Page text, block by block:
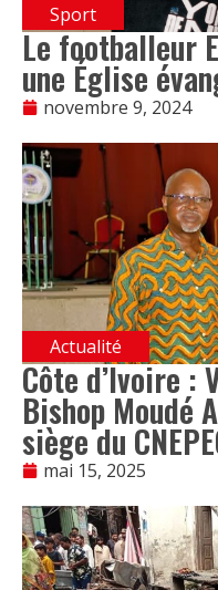
Sport
Le footballeur
une Église
novembre 9, 2024
Actualité
Côte d’Ivoire
Bishop Moudé
siège du
mai 15, 2025